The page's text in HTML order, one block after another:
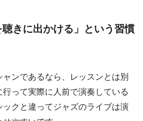
きに出かける」という習慣
ンであるなら、レッスンとは別
って実際に人前で演奏している
クと違ってジャズのライブは演